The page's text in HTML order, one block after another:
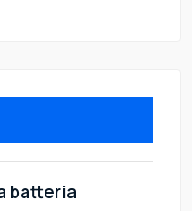
batteria